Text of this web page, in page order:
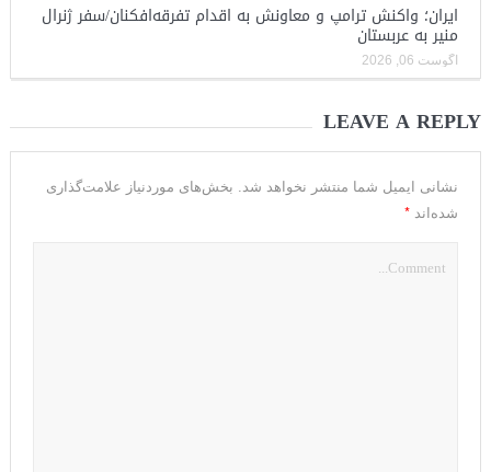
ایران؛ واکنش ترامپ و معاونش به اقدام تفرقه‌افکنان/سفر ژنرال
منیر به عربستان
آگوست 06, 2026
LEAVE A REPLY
نشانی ایمیل شما منتشر نخواهد شد. بخش‌های موردنیاز علامت‌گذاری
شده‌اند *